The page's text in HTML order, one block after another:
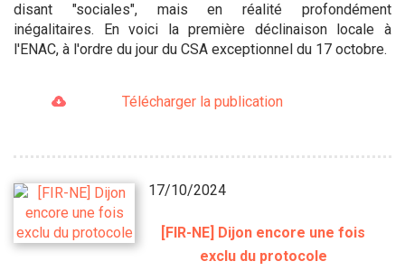
disant "sociales", mais en réalité profondément
inégalitaires. En voici la première déclinaison locale à
l'ENAC, à l'ordre du jour du CSA exceptionnel du 17 octobre.
Télécharger la publication
17/10/2024
[FIR-NE] Dijon encore une fois
exclu du protocole